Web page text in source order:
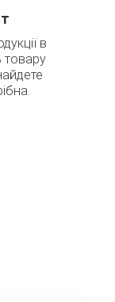
в
товару